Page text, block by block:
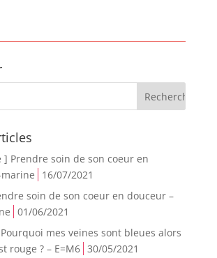
] Prendre soin de son coeur en
16/07/2021
soin de son coeur en douceur –
01/06/2021
mes veines sont bleues alors
rouge ? – E=M6 30/05/2021